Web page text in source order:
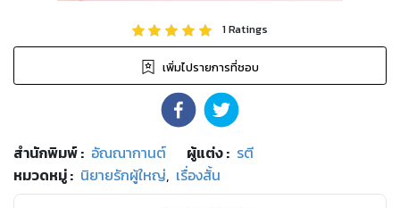
1Ratings
เพิ่มไปรายการที่ชอบ
สำนักพิมพ์: อัณณากานต์ ผู้แต่ง : รตี
หมวดหมู่: นิยายรักผู้ใหญ่, เรื่องสั้น